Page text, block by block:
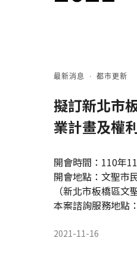
最新消息 · 都市更新
擬訂新北市
業計畫及權
開會時間：110年
開會地點：文聖市
（新北市板橋區文
本案諮詢服務地點
2021-11-16